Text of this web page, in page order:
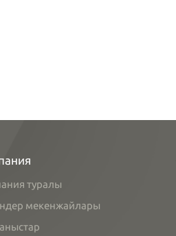
туралы
мекенжайлары